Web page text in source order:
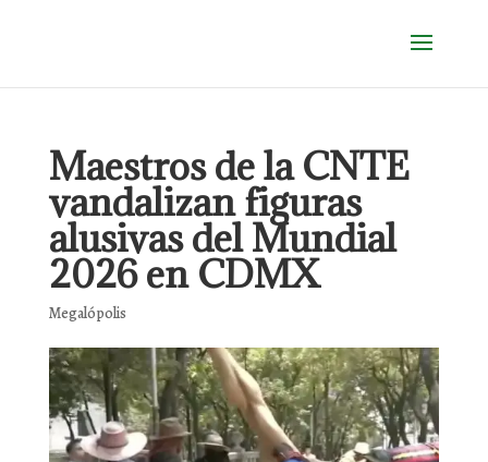
Maestros de la CNTE
vandalizan figuras
alusivas del Mundial
2026 en CDMX
Megalópolis